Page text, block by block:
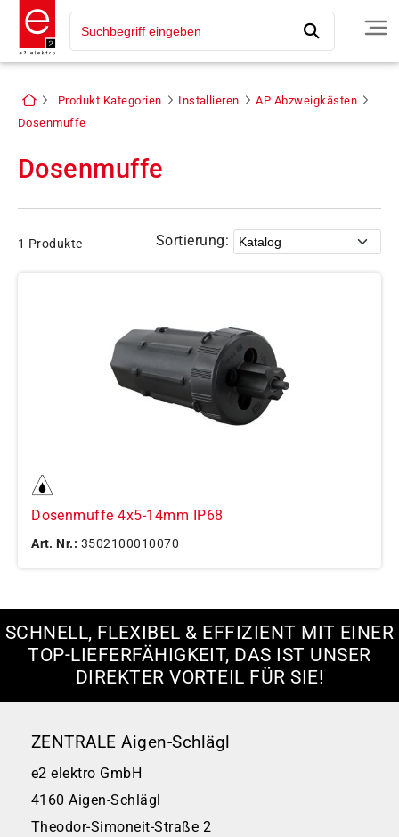
Produkt Kategorien Installieren
AP Abzweigkästen
Dosenmuffe
Dosenmuffe
1 Produkte Sortierung:
Dosenmuffe 4x5-14mm IP68
Art. Nr.: 3502100010070
SCHNELL, FLEXIBEL & EFFIZIENT MIT EINER
TOP-LIEFERFÄHIGKEIT, DAS IST UNSER
DIREKTER VORTEIL FÜR SIE!
ZENTRALE Aigen-Schlägl
e2 elektro GmbH
4160 Aigen-Schlägl
Theodor-Simoneit-Straße 2